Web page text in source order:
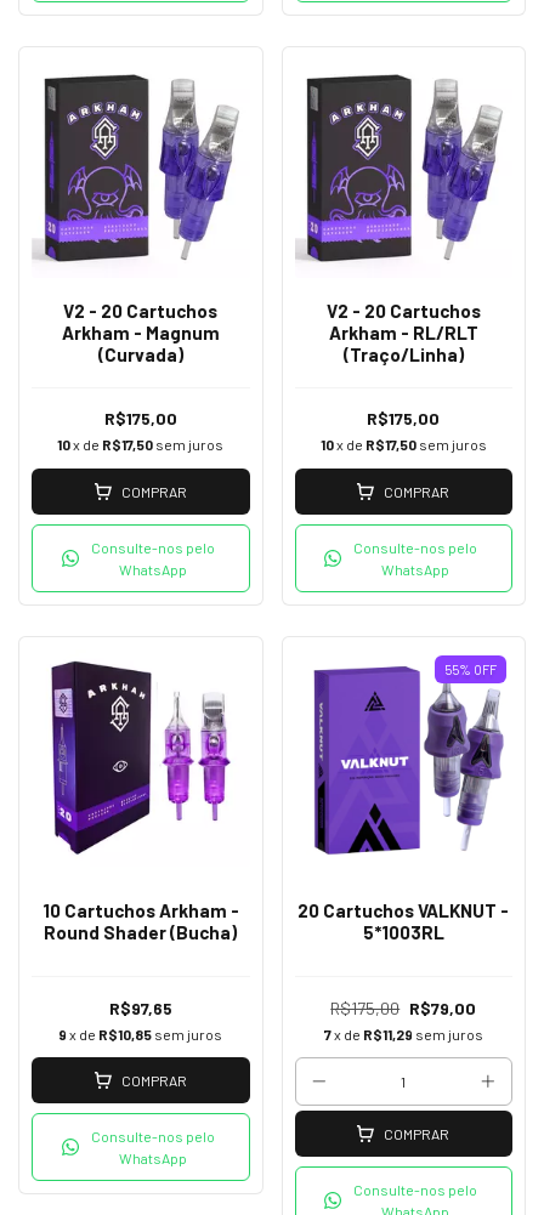
V2 - 20 Cartuchos
Arkham - Magnum
(Curvada)
R$175,00
10x de R$17,50 sem juros
COMPRAR
Consulte-nos pelo
WhatsApp
V2 - 20 Cartuchos
Arkham - RL/RLT
(Traço/Linha)
R$175,00
10x de R$17,50 sem juros
COMPRAR
Consulte-nos pelo
WhatsApp
10 Cartuchos Arkham -
Round Shader (Bucha)
R$97,65
9 x de R$10,85 sem juros
COMPRAR
Consulte-nos pelo
WhatsApp
55% OFF
20 Cartuchos VALKNUT -
5*1003RL
R$175,00 R$79,00
7x de R$11,29 sem juros
COMPRAR
Consulte-nos pelo